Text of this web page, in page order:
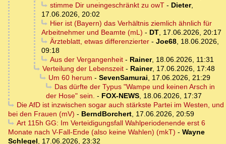
stimme Dir uneingeschränkt zu owT- Dieter,
17.06.2026, 20:02
Hier ist (Bayern) das Verhältnis ziemlich ähnlich für
Arbeitnehmer und Beamte (mL) - DT, 17.06.2026, 20:17
Ärzteblatt, etwas differenzierter- Joe68, 18.06.2026,
09:18
Aus der Vergangenheit- Rainer, 18.06.2026, 11:31
Verteilung der Lebenszeit- Rainer, 17.06.2026, 17:48
Um 60 herum - SevenSamurai, 17.06.2026, 21:29
Das dürfte der Typus "Wampe und keinen Arsch in
der Hose" sein. - FOX-NEWS, 18.06.2026, 17:37
Die AfD ist inzwischen sogar auch stärkste Partei im Westen, und
bei den Frauen (mV) - BerndBorchert, 17.06.2026, 20:59
Art 115h GG: Im Verteidigungsfall Wahlperiodenende erst 6
Monate nach V-Fall-Ende (also keine Wahlen) (mkT) - Wayne
Schlegel, 17.06.2026, 23:32